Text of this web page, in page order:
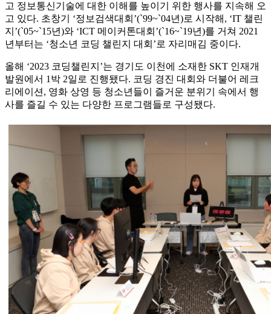
고 정보통신기술에 대한 이해를 높이기 위한 행사를 지속해 오
고 있다. 초창기 ‘정보검색대회’(`99~`04년)로 시작해, ‘IT 챌린
지’(`05~`15년)와 ‘ICT 메이커톤대회’(`16~`19년)를 거쳐 2021
년부터는 ‘청소년 코딩 챌린지 대회’로 자리매김 중이다.
올해 ‘2023 코딩챌린지’는 경기도 이천에 소재한 SKT 인재개
발원에서 1박 2일로 진행됐다. 코딩 경진 대회와 더불어 레크
리에이션, 영화 상영 등 청소년들이 즐거운 분위기 속에서 행
사를 즐길 수 있는 다양한 프로그램들로 구성됐다.